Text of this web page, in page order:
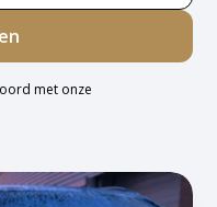
met onze